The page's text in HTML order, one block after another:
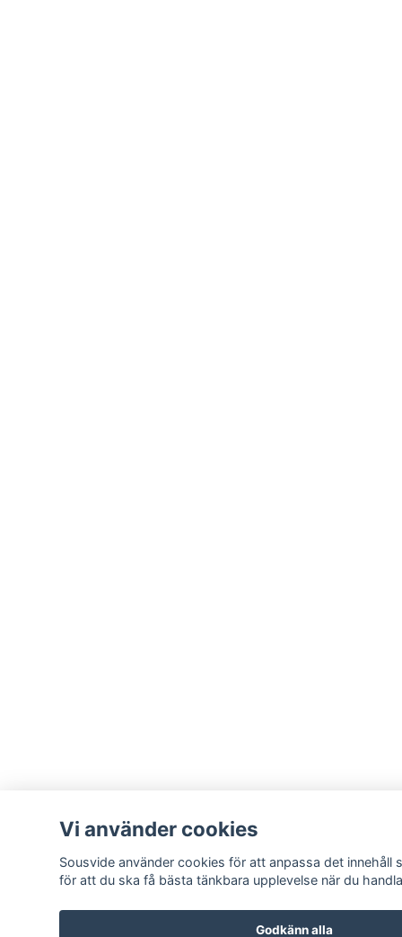
Vi använder cookies
Sousvide använder cookies för att anpassa det innehåll
för att du ska få bästa tänkbara upplevelse när du
Godkänn alla